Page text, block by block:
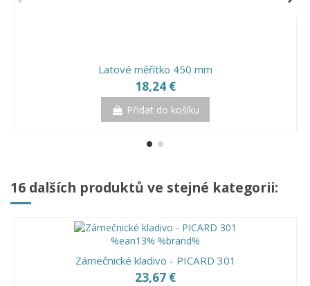
Latové měřítko 450 mm
18,24 €
Přidat do košíku
16 dalších produktů ve stejné kategorii:
Zámečnické kladivo - PICARD 301
23,67 €